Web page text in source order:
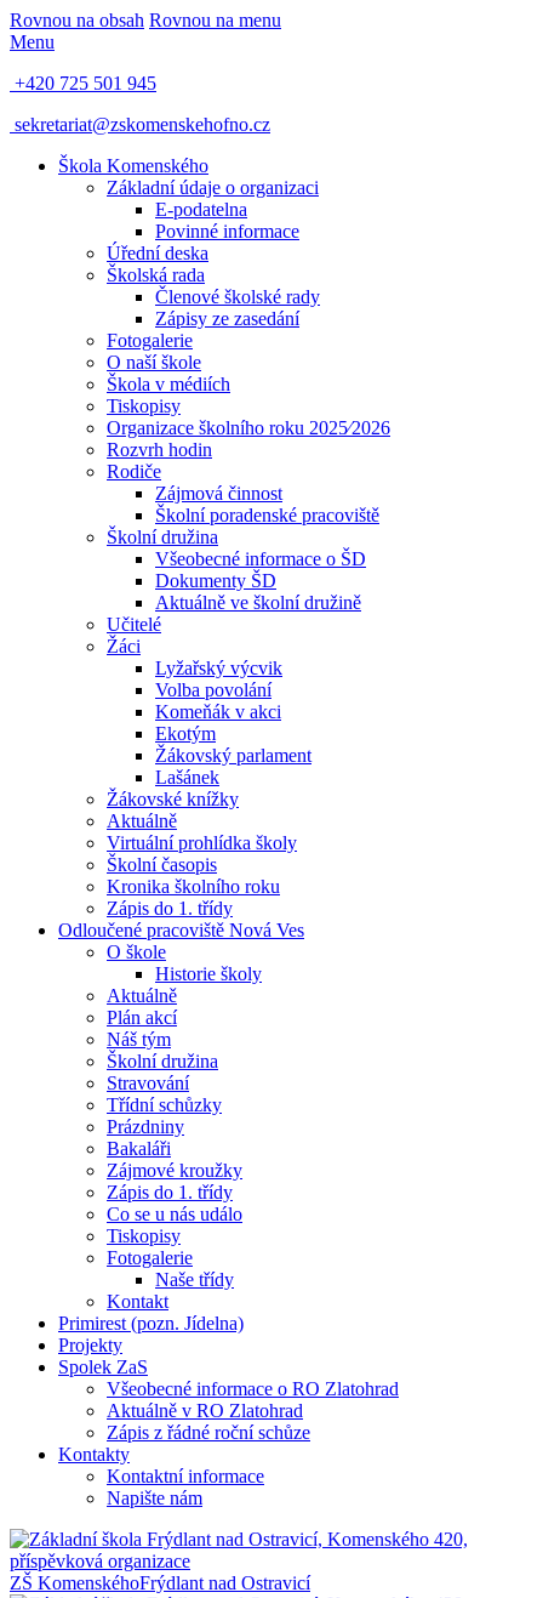
Rovnou na obsah Rovnou na menu
Menu
+420 725 501 945
sekretariat@zskomenskehofno.cz
Škola Komenského
Základní údaje o organizaci
E-podatelna
Povinné informace
Úřední deska
Školská rada
Členové školské rady
Zápisy ze zasedání
Fotogalerie
O naší škole
Škola v médiích
Tiskopisy
Organizace školního roku 2025⁄2026
Rozvrh hodin
Rodiče
Zájmová činnost
Školní poradenské pracoviště
Školní družina
Všeobecné informace o ŠD
Dokumenty ŠD
Aktuálně ve školní družině
Učitelé
Žáci
Lyžařský výcvik
Volba povolání
Komeňák v akci
Ekotým
Žákovský parlament
Lašánek
Žákovské knížky
Aktuálně
Virtuální prohlídka školy
Školní časopis
Kronika školního roku
Zápis do 1. třídy
Odloučené pracoviště Nová Ves
O škole
Historie školy
Aktuálně
Plán akcí
Náš tým
Školní družina
Stravování
Třídní schůzky
Prázdniny
Bakaláři
Zájmové kroužky
Zápis do 1. třídy
Co se u nás událo
Tiskopisy
Fotogalerie
Naše třídy
Kontakt
Primirest (pozn. Jídelna)
Projekty
Spolek ZaS
Všeobecné informace o RO Zlatohrad
Aktuálně v RO Zlatohrad
Zápis z řádné roční schůze
Kontakty
Kontaktní informace
Napište nám
ZŠ KomenskéhoFrýdlant nad Ostravicí